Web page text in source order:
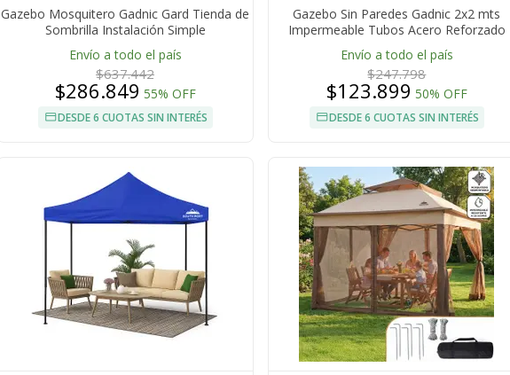
Gazebo Mosquitero Gadnic Gard Tienda de
Sombrilla Instalación Simple
Envío a todo el país
$637.442
$286.849 55% OFF
DESDE 6 CUOTAS SIN INTERÉS
Gazebo Sin Paredes Gadnic 2x2 mts
Impermeable Tubos Acero Reforzado
Altura 4 Niveles
Envío a todo el país
$247.798
$123.899 50% OFF
DESDE 6 CUOTAS SIN INTERÉS